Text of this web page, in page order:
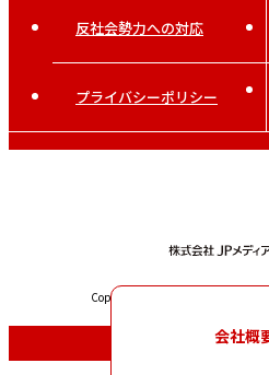
会社概
反社会勢力への対応
プライバシーポリシー
Copyright (C) JP MEDIA DIRECT